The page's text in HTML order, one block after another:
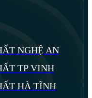
NGHỆ AN
TP VINH
HÀ TĨNH